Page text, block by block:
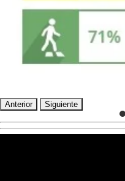
Anterior Siguiente